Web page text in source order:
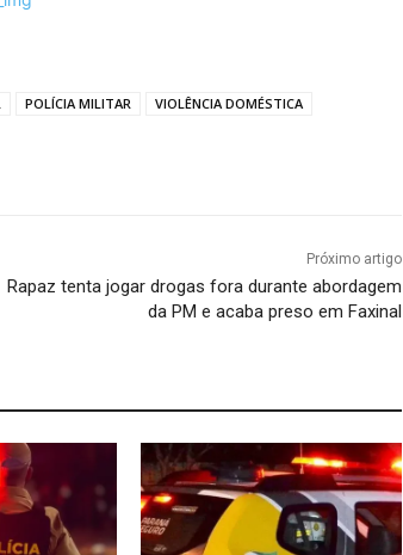
POLÍCIA MILITAR VIOLÊNCIA DOMÉSTICA
Próximo artigo
Rapaz tenta jogar drogas fora durante abordagem
da PM e acaba preso em Faxinal